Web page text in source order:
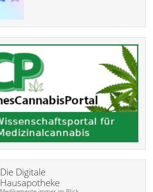
Die Digitale
Hausapotheke